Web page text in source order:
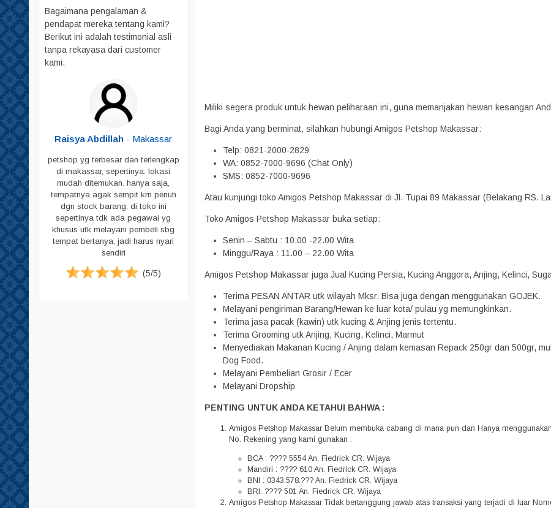
Miliki segera produk untuk hewan peliharaan ini, guna memanjakan hewan kesangan
Bagi Anda yang berminat, silahkan hubungi Amigos Petshop Makassar:
Telp: 0821-2000-2829
WA: 0852-7000-9696 (Chat Only)
SMS: 0852-7000-9696
Atau kunjungi toko Amigos Petshop Makassar di Jl. Tupai 89 Makassar (Belakang RS.
Toko Amigos Petshop Makassar buka setiap:
Senin – Sabtu : 10.00 -22.00 Wita
Minggu/Raya : 11.00 – 22.00 Wita
Amigos Petshop Makassar juga Jual Kucing Persia, Kucing Anggora, Anjing, Kelinci,
Terima PESAN ANTAR utk wilayah Mksr. Bisa juga dengan menggunakan GOJEK.
Melayani pengiriman Barang/Hewan ke luar kota/ pulau yg memungkinkan.
Terima jasa pacak (kawin) utk kucing & Anjing jenis tertentu.
Terima Grooming utk Anjing, Kucing, Kelinci, Marmut
Menyediakan Makanan Kucing / Anjing dalam kemasan Repack 250gr dan 500gr,
Dog Food.
Melayani Pembelian Grosir / Ecer
Melayani Dropship
PENTING UNTUK ANDA KETAHUI BAHWA :
Amigos Petshop Makassar Belum membuka cabang di mana pun dan Hanya
No. Rekening yang kami gunakan :
BCA : ???? 5554 An. Fiedrick CR. Wijaya
Mandiri : ???? 610 An. Fiedrick CR. Wijaya
BNI : 0343.578.??? An. Fiedrick CR. Wijaya
BRI: ???? 501 An. Fiedrick CR. Wijaya
Amigos Petshop Makassar Tidak bertanggung jawab atas transaksi yang terjadi di luar
Pakaian
Parfum
Pelebat Bulu
Sendok PUP
Shampoo
Sikat Bulu
Sisir
Skop PUP
Tas & Cannel Box
Tempat Makan
Tempat PUP
Pampers
Bagaimana pengalaman &
pendapat mereka tentang kami?
Berikut ini adalah testimonial asli
tanpa rekayasa dari customer
kami.
Raisya Abdillah - Makassar
petshop yg terbesar dan terlengkap
di makassar, sepertinya. lokasi
mudah ditemukan. hanya saja,
tempatnya agak sempit krn penuh
dgn stock barang. di toko ini
sepertinya tdk ada pegawai yg
khusus utk melayani pembeli sbg
tempat bertanya, jadi harus nyari
sendiri
(5/5)